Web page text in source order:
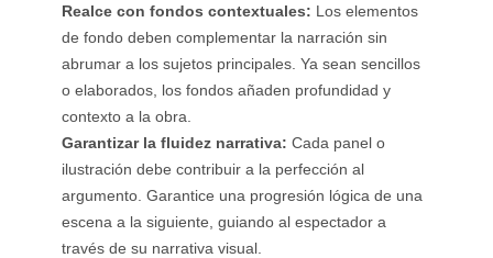
Realce con fondos contextuales: Los elementos
de fondo deben complementar la narración sin
abrumar a los sujetos principales. Ya sean sencillos
o elaborados, los fondos añaden profundidad y
contexto a la obra.
Garantizar la fluidez narrativa: Cada panel o
ilustración debe contribuir a la perfección al
argumento. Garantice una progresión lógica de una
escena a la siguiente, guiando al espectador a
través de su narrativa visual.